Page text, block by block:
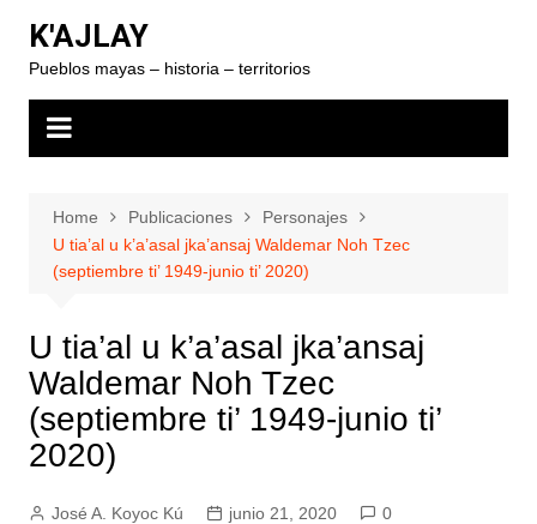
content
K'AJLAY
Pueblos mayas – historia – territorios
Home Publicaciones
Personajes
U tia’al u k’a’asal jka’ansaj Waldemar Noh Tzec
(septiembre ti’ 1949-junio ti’ 2020)
U tia’al u k’a’asal jka’ansaj
Waldemar Noh Tzec
(septiembre ti’ 1949-junio ti’
2020)
José A. Koyoc Kú junio 21, 2020
0